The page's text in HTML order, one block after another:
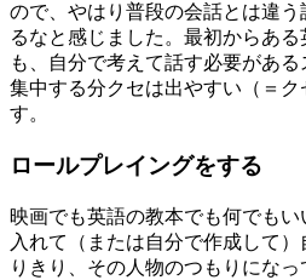
ので、やはり普段の会話とは違
るなと感じました。最初からあ
も、自分で考えて話す必要があ
集中する分クセは出やすい（＝
す。
ロールプレイングをする
映画でも英語の教本でも何でも
入れて（または自分で作成して
りきり、その人物のつもりにな